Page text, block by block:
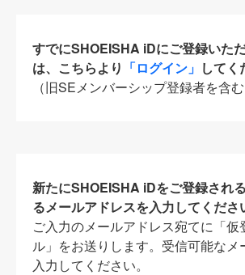
すでにSHOEISHA iDにご登録いた
は、こちらより 「ログイン」 してく
（旧SEメンバーシップ登録者を含む
新たにSHOEISHA iDをご登録され
るメールアドレスを入力してくださ
ご入力のメールアドレス宛てに「仮
ル」をお送りします。受信可能なメ
入力してください。